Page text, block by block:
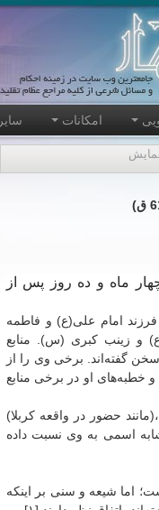
امکانات سایر
ماه و ده روز پس از
امام علی(ع) و فاطمه
و زینب کبری (س). منابع
گفته‌اند. برخی وی را از
خطبه‌های او در برخی منابع
حضور در واقعه کربلا)
اسمی به وی نسبت داده
اما شیعه و سنی بر اینکه